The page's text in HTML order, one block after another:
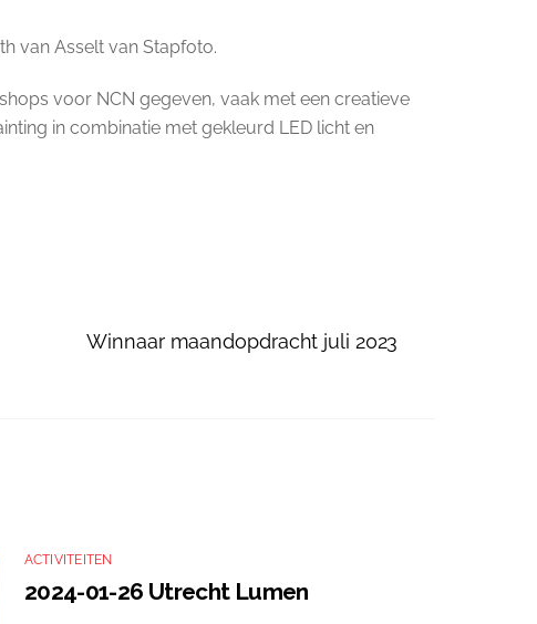
van Asselt van Stapfoto.
voor NCN gegeven, vaak met een creatieve
in combinatie met gekleurd LED licht en
Winnaar maandopdracht juli 2023
ACTIVITEITEN
2024-01-26 Utrecht Lumen